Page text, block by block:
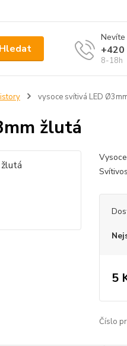
Hledat
Nevíte
8-18h
vysoce svítivá LED
žlutá
5
Číslo